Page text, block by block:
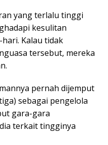
yang terlalu tinggi
kesulitan
Kalau tidak
tersebut, mereka
pernah dijemput
sebagai pengelola
gara-gara
terkait tingginya